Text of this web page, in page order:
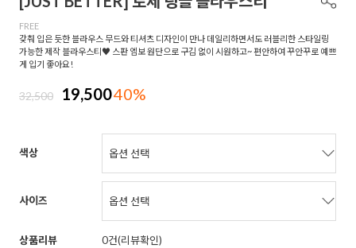
FREE
갖춰 입은 듯한 블라우스 무드와 티셔츠 디자인이 만나 데일리하면서도 러블리한 스타일링
가능한 제작 블라우스티♥ 스판 엠보 원단으로 구김 없이 시원하고~ 편안하여 꾸안꾸로 예쁘
게 입기 좋아요!
32,500 19,50040%
색상
사이즈
상품리뷰 0